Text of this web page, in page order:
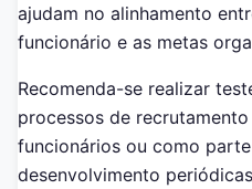
ajudam no alinhamento
funcionário e as metas
Recomenda-se realizar
processos de
funcionários ou como
desenvolvimento